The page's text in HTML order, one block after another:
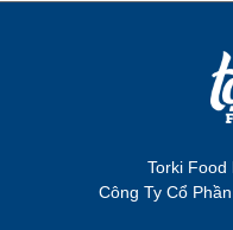
Torki Food
Công Ty Cổ